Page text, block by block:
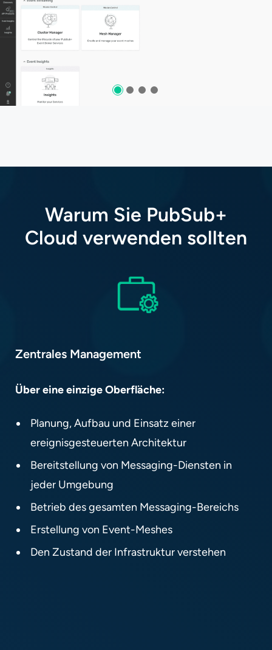
Warum Sie PubSub+
Cloud verwenden sollten
Zentrales Management​
Über eine einzige Oberfläche:​​
Planung, Aufbau und Einsatz einer
ereignisgesteuerten Architektur​
Bereitstellung von Messaging-Diensten in
jeder Umgebung​
Betrieb des gesamten Messaging-Bereichs​
Erstellung von Event-Meshes​
Den Zustand der Infrastruktur verstehen​​